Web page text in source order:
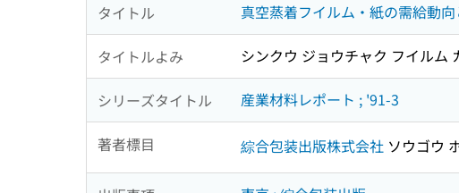
タイトル 真空蒸着フイルム・紙の需給動
タイトルよみ シンクウ ジョウチャク フイルム
シリーズタイトル 産業材料レポート ; '91-3
著者標目 綜合包装出版株式会社 ソウゴウ